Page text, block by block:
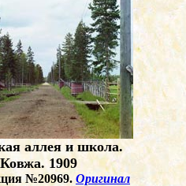
аллея и школа.
Ковжа. 1909
№20969. Оригинал